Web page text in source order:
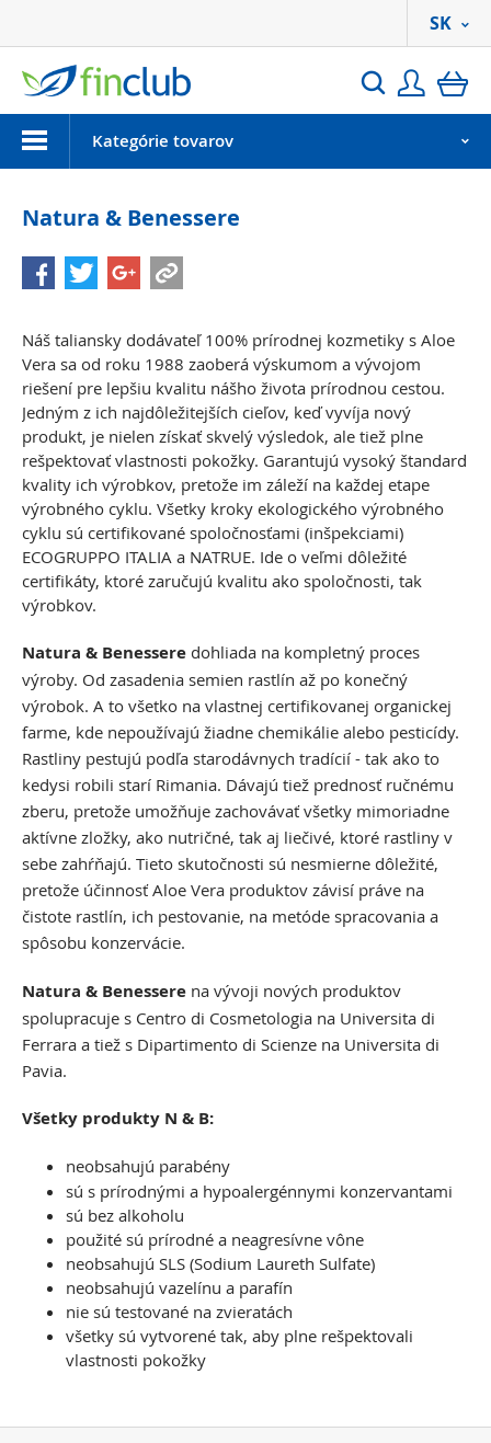
Hľadať
SK
MenuKategórie tovarov
Natura & Benessere
Náš taliansky dodávateľ 100% prírodnej kozmetiky s Aloe
Vera sa od roku 1988 zaoberá výskumom a vývojom
riešení pre lepšiu kvalitu nášho života prírodnou cestou.
Jedným z ich najdôležitejších cieľov, keď vyvíja nový
produkt, je nielen získať skvelý výsledok, ale tiež plne
rešpektovať vlastnosti pokožky. Garantujú vysoký štandard
kvality ich výrobkov, pretože im záleží na každej etape
výrobného cyklu. Všetky kroky ekologického výrobného
cyklu sú certifikované spoločnosťami (inšpekciami)
ECOGRUPPO ITALIA a NATRUE. Ide o veľmi dôležité
certifikáty, ktoré zaručujú kvalitu ako spoločnosti, tak
výrobkov.
Natura & Benessere dohliada na kompletný proces
výroby. Od zasadenia semien rastlín až po konečný
výrobok. A to všetko na vlastnej certifikovanej organickej
farme, kde nepoužívajú žiadne chemikálie alebo pesticídy.
Rastliny pestujú podľa starodávnych tradícií - tak ako to
kedysi robili starí Rimania. Dávajú tiež prednosť ručnému
zberu, pretože umožňuje zachovávať všetky mimoriadne
aktívne zložky, ako nutričné, tak aj liečivé, ktoré rastliny v
sebe zahŕňajú. Tieto skutočnosti sú nesmierne dôležité,
pretože účinnosť Aloe Vera produktov závisí práve na
čistote rastlín, ich pestovanie, na metóde spracovania a
spôsobu konzervácie.
Natura & Benessere na vývoji nových produktov
spolupracuje s Centro di Cosmetologia na Universita di
Ferrara a tiež s Dipartimento di Scienze na Universita di
Pavia.
Všetky produkty N & B:
neobsahujú parabény
sú s prírodnými a hypoalergénnymi konzervantami
sú bez alkoholu
použité sú prírodné a neagresívne vône
neobsahujú SLS (Sodium Laureth Sulfate)
neobsahujú vazelínu a parafín
nie sú testované na zvieratách
všetky sú vytvorené tak, aby plne rešpektovali
vlastnosti pokožky